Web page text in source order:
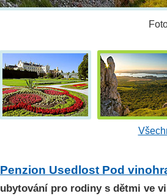
Penzion Usedlost Pod
ubytování pro rodiny s dětmi ve